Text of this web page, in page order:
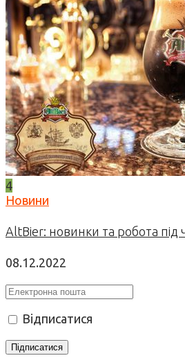
4
Новини
AltBier: новинки та робота під
08.12.2022
Відписатися